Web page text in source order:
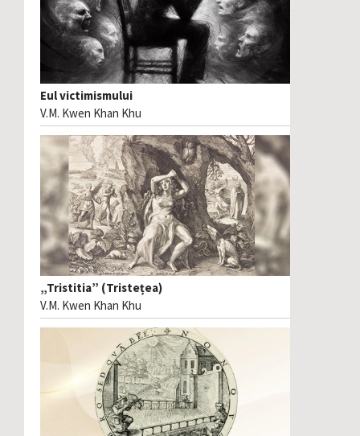
Eul victimismului
V.M. Kwen Khan Khu
„Tristitia” (Tristețea)
V.M. Kwen Khan Khu